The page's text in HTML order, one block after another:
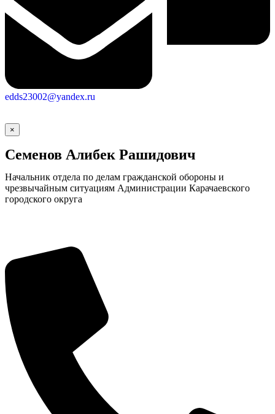
edds23002@yandex.ru
×
Семенов Алибек Рашидович
Начальник отдела по делам гражданской обороны и
чрезвычайным ситуациям Администрации Карачаевского
городского округа